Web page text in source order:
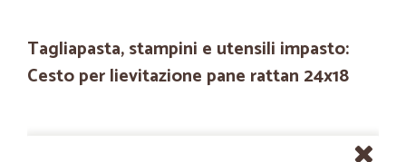
Tagliapasta, stampini e utensili impasto:
Cesto per lievitazione pane rattan 24x18